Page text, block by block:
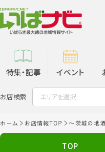
特集・記事 イベント
お店検索 エリアを選択
ホーム お店情報TOP ～茨城の地
TOP